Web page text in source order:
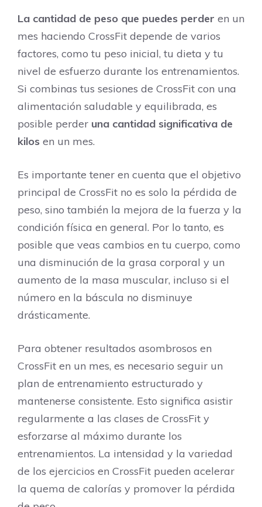
La cantidad de peso que puedes perder en un
mes haciendo CrossFit depende de varios
factores, como tu peso inicial, tu dieta y tu
nivel de esfuerzo durante los entrenamientos.
Si combinas tus sesiones de CrossFit con una
alimentación saludable y equilibrada, es
posible perder una cantidad significativa de
kilos en un mes.
Es importante tener en cuenta que el objetivo
principal de CrossFit no es solo la pérdida de
peso, sino también la mejora de la fuerza y la
condición física en general. Por lo tanto, es
posible que veas cambios en tu cuerpo, como
una disminución de la grasa corporal y un
aumento de la masa muscular, incluso si el
número en la báscula no disminuye
drásticamente.
Para obtener resultados asombrosos en
CrossFit en un mes, es necesario seguir un
plan de entrenamiento estructurado y
mantenerse consistente. Esto significa asistir
regularmente a las clases de CrossFit y
esforzarse al máximo durante los
entrenamientos. La intensidad y la variedad
de los ejercicios en CrossFit pueden acelerar
la quema de calorías y promover la pérdida